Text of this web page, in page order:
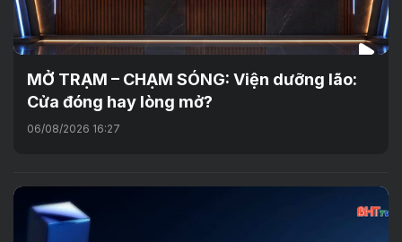
MỞ TRẠM – CHẠM SÓNG: Viện dưỡng lão:
Cửa đóng hay lòng mở?
06/08/2026 16:27